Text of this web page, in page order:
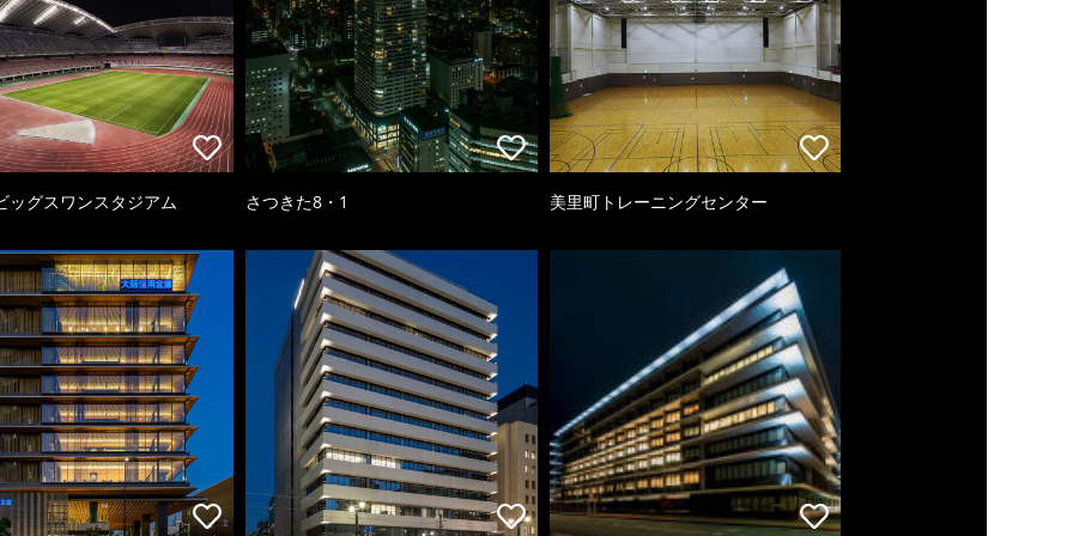
ッグスワンスタジアム さつきた8・1 美里町トレーニングセンター